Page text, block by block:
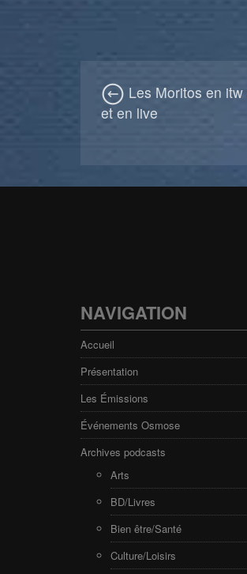
Les Moritos en
et en live
NAVIGATION
Accueil
Présentation
Les Émissions
Événements Osmose
Archives podcasts
Arts
BD/Livres
Bien être/Santé
Culture/Loisirs